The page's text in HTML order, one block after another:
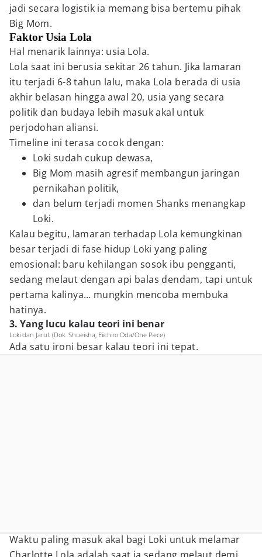
jadi secara logistik ia memang bisa bertemu pihak
Big Mom.
Faktor Usia Lola
Hal menarik lainnya: usia Lola.
Lola saat ini berusia sekitar 26 tahun. Jika lamaran
itu terjadi 6-8 tahun lalu, maka Lola berada di usia
akhir belasan hingga awal 20, usia yang secara
politik dan budaya lebih masuk akal untuk
perjodohan aliansi.
Timeline ini terasa cocok dengan:
Loki sudah cukup dewasa,
Big Mom masih agresif membangun jaringan
pernikahan politik,
dan belum terjadi momen Shanks menangkap
Loki.
Kalau begitu, lamaran terhadap Lola kemungkinan
besar terjadi di fase hidup Loki yang paling
emosional: baru kehilangan sosok ibu pengganti,
sedang melaut dengan api balas dendam, tapi untuk
pertama kalinya… mungkin mencoba membuka
hatinya.
3. Yang lucu kalau teori ini benar
Loki dan Jarul. (Dok. Shueisha, Eiichiro Oda/One Piece)
Ada satu ironi besar kalau teori ini tepat.
Waktu paling masuk akal bagi Loki untuk melamar